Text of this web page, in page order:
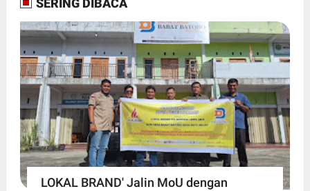
SERING DIBACA
LOKAL BRAND' Jalin MoU dengan